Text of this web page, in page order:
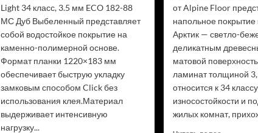
Light 34 класс, 3.5 мм ECO 182-88
МС Дуб Выбеленный представляет
собой водостойкое покрытие на
каменно-полимерной основе.
Формат планки 1220×183 мм
обеспечивает быструю укладку
замковым способом Click без
использования клея.Материал
выдерживает интенсивную
нагрузку...
от Alpine Floor
напольное покрытие
Арктик — светло-
деликатным
матовой
ламинат толщиной
относится к 34 классу
износостойкости и
жилых комнат,